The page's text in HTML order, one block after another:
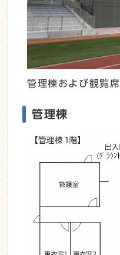
管理棟および観覧席
管理棟